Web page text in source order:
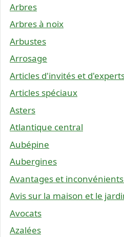
Arbres
Arbres à noix
Arbustes
Arrosage
Articles d'invités et
Articles spéciaux
Asters
Atlantique central
Aubépine
Aubergines
Avantages et
Avis sur la maison et le
Avocats
Azalées